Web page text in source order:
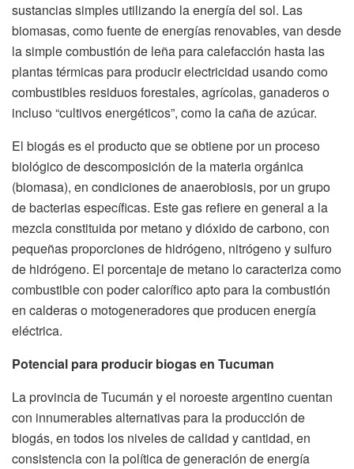
sustancias simples utilizando la energía del sol. Las
biomasas, como fuente de energías renovables, van desde
la simple combustión de leña para calefacción hasta las
plantas térmicas para producir electricidad usando como
combustibles residuos forestales, agrícolas, ganaderos o
incluso “cultivos energéticos”, como la caña de azúcar.
El biogás es el producto que se obtiene por un proceso
biológico de descomposición de la materia orgánica
(biomasa), en condiciones de anaerobiosis, por un grupo
de bacterias específicas. Este gas refiere en general a la
mezcla constituida por metano y dióxido de carbono, con
pequeñas proporciones de hidrógeno, nitrógeno y sulfuro
de hidrógeno. El porcentaje de metano lo caracteriza como
combustible con poder calorífico apto para la combustión
en calderas o motogeneradores que producen energía
eléctrica.
Potencial para producir biogas en Tucuman
La provincia de Tucumán y el noroeste argentino cuentan
con innumerables alternativas para la producción de
biogás, en todos los niveles de calidad y cantidad, en
consistencia con la política de generación de energía